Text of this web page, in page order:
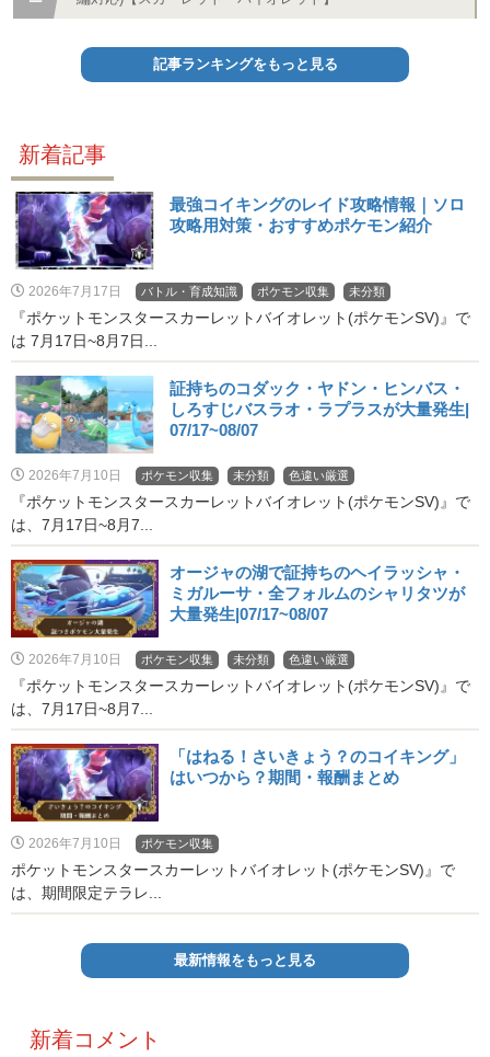
記事ランキングをもっと見る
新着記事
最強コイキングのレイド攻略情報｜ソロ
攻略用対策・おすすめポケモン紹介
2026年7月17日 バトル・育成知識 ポケモン収集 未分類
『ポケットモンスタースカーレットバイオレット(ポケモンSV)』で
は 7月17日~8月7日...
証持ちのコダック・ヤドン・ヒンバス・
しろすじバスラオ・ラプラスが大量発生|
07/17~08/07
2026年7月10日 ポケモン収集 未分類 色違い厳選
『ポケットモンスタースカーレットバイオレット(ポケモンSV)』で
は、7月17日~8月7...
オージャの湖で証持ちのヘイラッシャ・
ミガルーサ・全フォルムのシャリタツが
大量発生|07/17~08/07
2026年7月10日 ポケモン収集 未分類 色違い厳選
『ポケットモンスタースカーレットバイオレット(ポケモンSV)』で
は、7月17日~8月7...
「はねる！さいきょう？のコイキング」
はいつから？期間・報酬まとめ
2026年7月10日 ポケモン収集
ポケットモンスタースカーレットバイオレット(ポケモンSV)』で
は、期間限定テラレ...
最新情報をもっと見る
新着コメント